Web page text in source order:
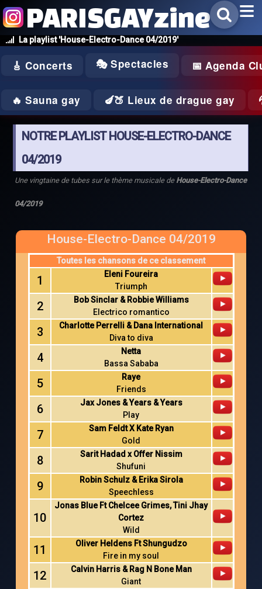
La playlist 'House-Electro-Dance 04/2019'
PARISGAYzine
🎸 Concerts 🎭 Spectacles 📅 Agenda
🔥 Sauna gay 🍆🍑 Lieux de drague gay
NOTRE PLAYLIST HOUSE-ELECTRO-DANCE
04/2019
Une vingtaine de tubes sur le thème musicale de House-Electro-Dance
04/2019
House-Electro-Dance 04/2019
Toutes les chansons de ce classement
1
Eleni Foureira
Triumph
2
Bob Sinclar & Robbie Williams
Electrico romantico
3
Charlotte Perrelli & Dana International
Diva to diva
4
Netta
Bassa Sababa
5
Raye
Friends
6
Jax Jones & Years & Years
Play
7
Sam Feldt X Kate Ryan
Gold
8
Sarit Hadad x Offer Nissim
Shufuni
9
Robin Schulz & Erika Sirola
Speechless
10
Jonas Blue Ft Chelcee Grimes, Tini Jhay
Cortez
Wild
11
Oliver Heldens Ft Shungudzo
Fire in my soul
12
Calvin Harris & Rag N Bone Man
Giant